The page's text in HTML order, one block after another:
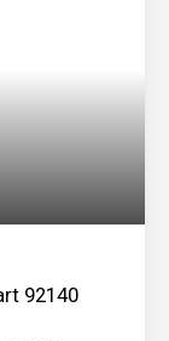
92140